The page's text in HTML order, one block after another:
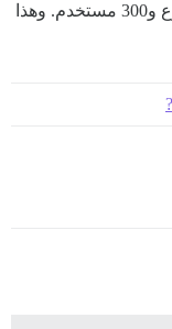
لكل نسخة، مع 8000 منشور في 1000 موضوع و300 مستخدم. وهذا